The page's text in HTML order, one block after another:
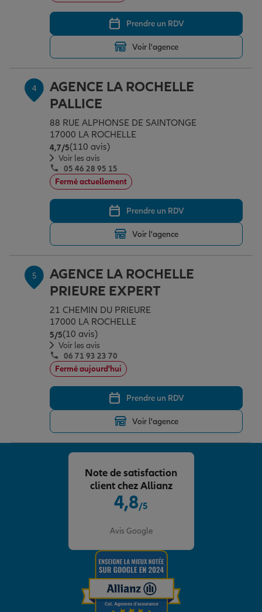
Tous nos devis d'assurance
Prendre un RDV
Voir l'agence
4
AGENCE LA ROCHELLE
PALLICE
88 RUE ALPHONSE DE SAINTONGE
17000 LA ROCHELLE
4,7/5Note de 4.7 sur 5
(110 avis)
Voir les avis
05 46 28 95 15
Fermé actuellement
Prendre un RDV
Voir l'agence
5
AGENCE LA ROCHELLE
PRIEURE EXPERT
21 CHEMIN DU PRIEURE
17000 LA ROCHELLE
5/5Note de 5 sur 5
(10 avis)
Voir les avis
06 71 93 23 70
Fermé aujourd'hui
Prendre un RDV
Voir l'agence
4,8/5
Avis Google
Note de satisfaction
client chez Allianz